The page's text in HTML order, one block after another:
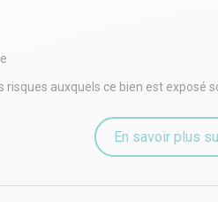
risques auxquels ce bien est exposé
En savoir plus